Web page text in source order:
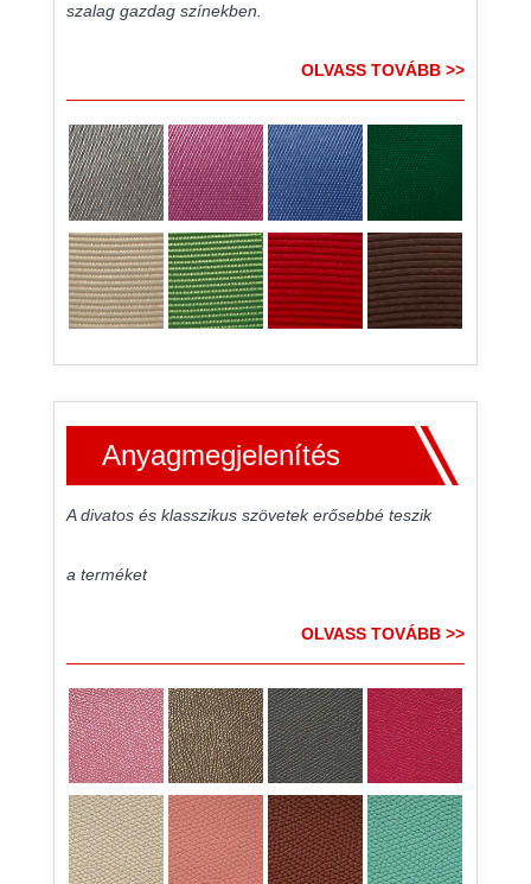
szalag gazdag színekben.
OLVASS TOVÁBB >>
Anyagmegjelenítés
A divatos és klasszikus szövetek erősebbé teszik
a terméket
OLVASS TOVÁBB >>